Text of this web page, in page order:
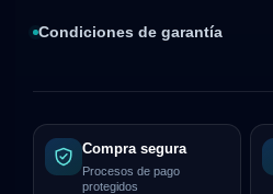
Condiciones de garantía
Compra segura
Procesos de pago
protegidos